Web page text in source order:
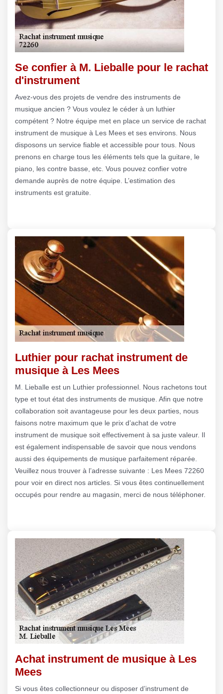
Se confier à M. Lieballe pour le rachat
d'instrument
Avez-vous des projets de vendre des instruments de
musique ancien ? Vous voulez le céder à un luthier
compétent ? Notre équipe met en place un service de rachat
instrument de musique à Les Mees et ses environs. Nous
disposons un service fiable et accessible pour tous. Nous
prenons en charge tous les éléments tels que la guitare, le
piano, les contre basse, etc. Vous pouvez confier votre
demande auprès de notre équipe. L’estimation des
instruments est gratuite.
Luthier pour rachat instrument de
musique à Les Mees
M. Lieballe est un Luthier professionnel. Nous rachetons tout
type et tout état des instruments de musique. Afin que notre
collaboration soit avantageuse pour les deux parties, nous
faisons notre maximum que le prix d’achat de votre
instrument de musique soit effectivement à sa juste valeur. Il
est également indispensable de savoir que nous vendons
aussi des équipements de musique parfaitement réparée.
Veuillez nous trouver à l’adresse suivante : Les Mees 72260
pour voir en direct nos articles. Si vous êtes continuellement
occupés pour rendre au magasin, merci de nous téléphoner.
Achat instrument de musique à Les
Mees
Si vous êtes collectionneur ou disposer d’instrument de